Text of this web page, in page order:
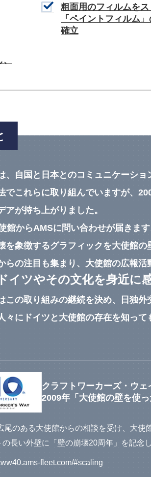
粗面用のフィルムをス
「ペイントフィルム
確立
、自国と日本とのコミュニケーシ
これらに取り組んでいますが、
が持ち上がりました。
館からAMSに問い合わせが届きま
象徴するグラフィックを大使館の
の注目も集まり、大使館の広報活
イツやその文化を身近に
の取り組みの継続を決め、日独外
々にドイツと大使館の存在を知っ
クラフトワーカーズ・ウェ
2009年「大使館の壁を使っ
尾のある⼤使館からの相談を受け、⼤使
の⻑い外壁に「壁の崩壊20周年」を記念
fleet.com/#scaling